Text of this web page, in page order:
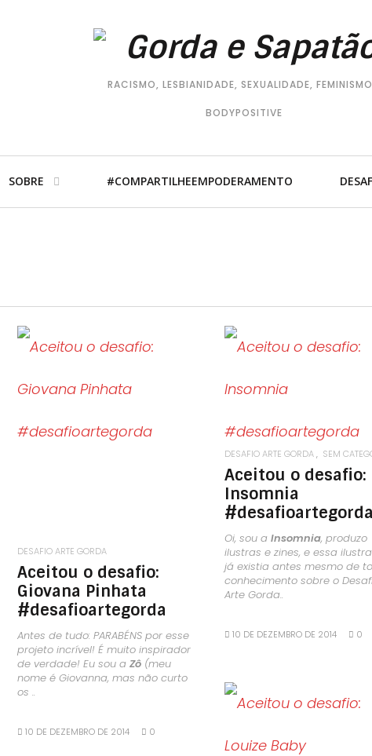
RACISMO, LESBIANIDADE, SEXUALIDADE,
BODYPOSITIVE
SOBRE #COMPARTILHEEMPODERAMENTO
LEIA MAIS
DESAFIO ARTE GORDA
Aceitou o desafio:
Giovana Pinhata
#desafioartegorda
Antes de tudo: PARABÉNS por esse
projeto incrível! É muito inspirador
de verdade! Eu sou a Zô (meu
nome é Giovanna, mas não curto
os ..
10 DE DEZEMBRO DE 2014 0
LEIA MAIS
DESAFIO ARTE GORDA SEM
Aceitou o desafio:
Insomnia
#desafioartegorda
Oi, sou a Insomnia, produzo
ilustras e zines, e essa
já existia antes mesmo de
conhecimento sobre o
Arte Gorda..
10 DE DEZEMBRO DE 2014 0
LEIA MAIS